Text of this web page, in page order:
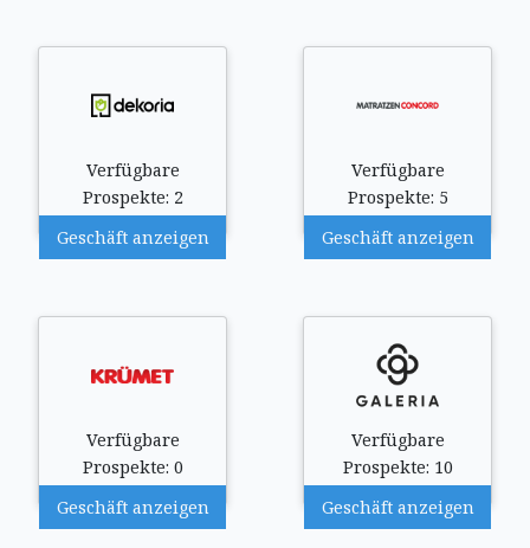
Verfügbare
Prospekte: 2
Geschäft anzeigen
Verfügbare
Prospekte: 5
Geschäft anzeigen
Verfügbare
Prospekte: 0
Geschäft anzeigen
Verfügbare
Prospekte: 10
Geschäft anzeigen